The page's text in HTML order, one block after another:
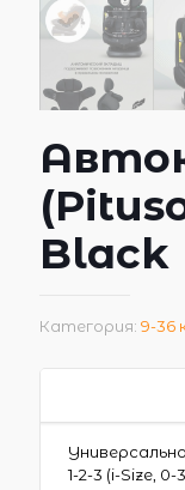
Black
Категория: 9-36
1-2-3 (i-Size, 0-